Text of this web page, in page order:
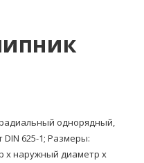
однорядный,
625-1; Размеры:
x наружный диаметр x